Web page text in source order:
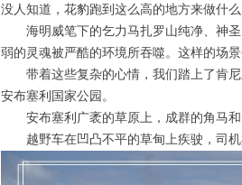
没人知道，花豹跑到这么高的地方来做什
海明威笔下的乞力马扎罗山纯净、神圣
弱的灵魂被严酷的环境所吞噬。这样的场景
带着这些复杂的心情，我们踏上了肯尼
安布塞利国家公园。
安布塞利广袤的草原上，成群的角马和
越野车在凹凸不平的草甸上疾驶，司机